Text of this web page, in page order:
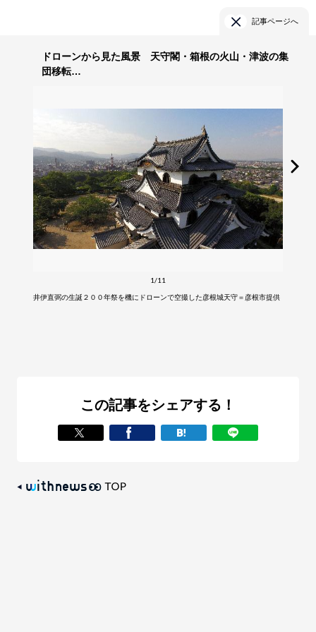
記事ページへ
ドローンから見た風景 天守閣・箱根の火山・津波の集
団移転…
1/11
井伊直弼の生誕２００年祭を機にドローンで空撮した彦根城天守＝彦根市提供
この記事をシェアする！